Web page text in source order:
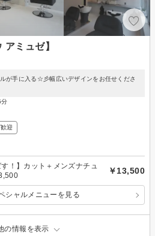
ミュゼ】
が手に入る☆彡幅広いデザインをお任せくださ
分
迎
す！】カット＋メンズナチュ
￥13,500
シャルメニューを見る
の情報を表示